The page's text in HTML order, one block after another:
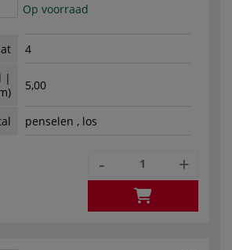
Op voorraad
4
|
5,00
penselen , los
- +